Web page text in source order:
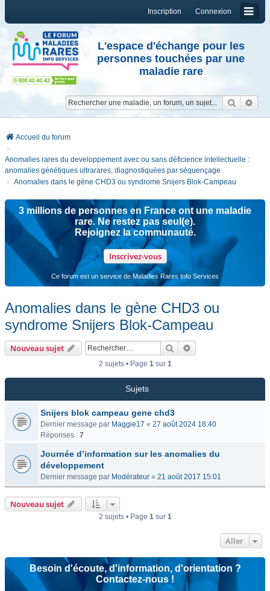
Connexion
Inscription
L'espace d'échange pour les
personnes touchées par une
maladie rare
Accueil du forum
Anomalies rares du developpement avec ou sans déficience intellectuelle :
anomalies génétiques ultrarares, diagnostiquées par séquençage
Anomalies dans le gène CHD3 ou syndrome Snijers Blok-Campeau
3 millions de personnes en France ont une maladie
rare. Ne restez pas seul(e).
Rejoignez la communauté.
Inscrivez-vous
Ce forum est un service de Maladies Rares Info Services
Anomalies dans le gène CHD3 ou
syndrome Snijers Blok-Campeau
Nouveau sujet Rechercher
2 sujets • Page 1sur 1
Sujets
Snijers blok campeau gene chd3
Dernier message par Maggie17 « 27 août 2024 18:40
Réponses : 7
Journée d’information sur les anomalies du
développement
Dernier message par Modérateur « 21 août 2017 15:01
Nouveau sujet
2 sujets • Page 1sur 1
Aller
Besoin d'écoute, d'information, d'orientation ?
Contactez-nous !